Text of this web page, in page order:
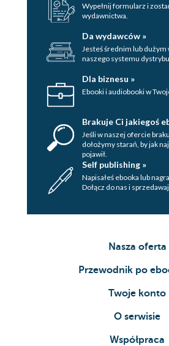
Wypełnij formularz i
wydawnictwa.
Da wydawców »
Jesteś średnim lub dużym
naszego systemu
Dla biznesu »
Ebooki i audiobooki w
Brakuje Ci jakiegoś
Jeśli w naszej ofercie
dołożymy starań, by jak
pojawił.
Self publishing »
Napisałeś ebooka lub
Dołącz do nas i
Nasza oferta
Przewodnik po
Twoje konto
O serwisie
Współpraca